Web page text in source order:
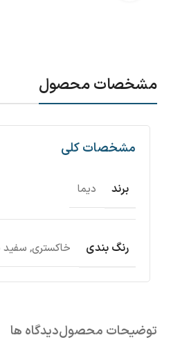
مشخصات محصول
مشخصات کلی
برند دیما
رنگ بندی خاکستری, سفید
توضیحات محصولدیدگاه ها